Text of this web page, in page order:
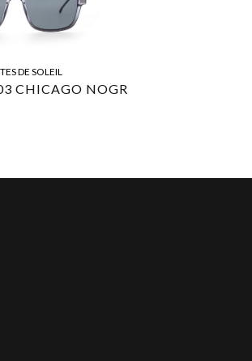
DE SOLEIL
CHICAGO NOGR